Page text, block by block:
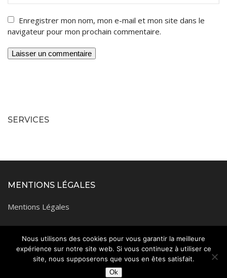
Enregistrer mon nom, mon e-mail et mon site dans le
navigateur pour mon prochain commentaire.
SERVICES
MENTIONS LÉGALES
Mentions Légales
Plan du site
Tous droits réservés © 2026 Tmtv
Nous utilisons des cookies pour vous garantir la meilleure
expérience sur notre site web. Si vous continuez à utiliser ce
site, nous supposerons que vous en êtes satisfait.
Ok